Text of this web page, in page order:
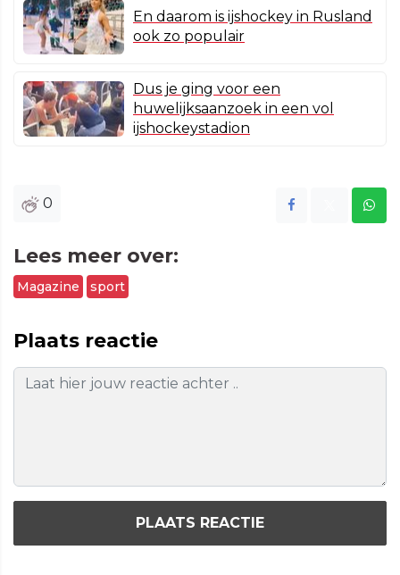
En daarom is ijshockey in Rusland
ook zo populair
Dus je ging voor een
huwelijksaanzoek in een vol
ijshockeystadion
0
Lees meer over:
Magazine sport
Plaats reactie
PLAATS REACTIE